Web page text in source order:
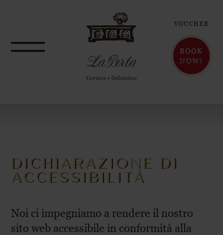
VOUCHER
BOOK
NOW!
DICHIARAZIONE DI
ACCESSIBILITÀ
Noi ci impegniamo a rendere il nostro
sito web accessibile in conformità alla